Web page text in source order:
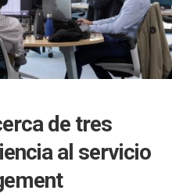
de tres
al servicio